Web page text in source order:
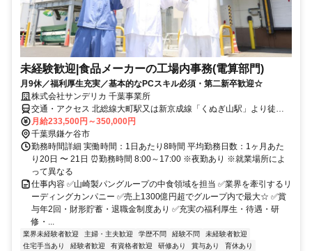
未経験歓迎|食品メーカーの工場内事務(電算部門)
月9休／福利厚生充実／基本的なPCスキル必須・第二新卒歓迎☆
株式会社サンデリカ 千葉事業所
交通・アクセス 北総線大町駅又は新京成線「くぬぎ山駅」より徒歩
10分
月給233,500円～350,000円
千葉県鎌ケ谷市
勤務時間詳細 実働時間：1日あたり8時間 平均勤務日数：1ヶ月あた
り20日 〜 21日 ⏰勤務時間 8:00～17:00 ※夜勤あり ※就業場所によ
って異なる
仕事内容 ✅山崎製パングループの中食領域を担当 ✅業界を牽引するリ
ーディングカンパニー ✅売上1300億円超でグループ内で最大☆ ✅賞
与年2回・財形貯蓄・退職金制度あり ✅充実の福利厚生・待遇・研
修・...
業界未経験者歓迎 主婦・主夫歓迎 学歴不問 経験不問
未経験者歓迎
住宅手当あり
経験者歓迎 有資格者歓迎 研修あり 賞与あり
育休あり